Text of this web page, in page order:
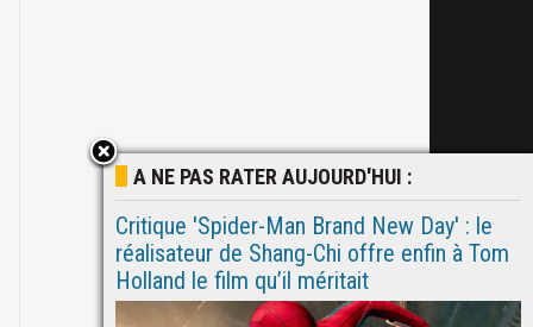
A NE PAS RATER AUJOURD'HUI :
Critique 'Spider-Man Brand New Day' : le
réalisateur de Shang-Chi offre enfin à Tom
Holland le film qu’il méritait